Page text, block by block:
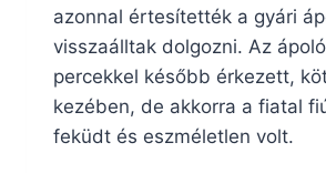
azonnal értesítették a gyári
visszaálltak dolgozni. Az
percekkel később érkezett,
kezében, de akkorra a fiatal
feküdt és eszméletlen volt.